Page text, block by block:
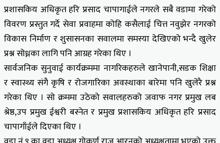
प्रशासकिय अधिकृत हरि प्रसाद चापागाईले नगरले सबै वडामा गरेको
विवरण प्रस्तुत गर्दे सेवा प्रवाहमा कोहि कसैलाई चित्त नवुझेर नगरको
विकास निर्माण र शुसासनका सवालमा समस्या देखिएको भन्दै खुलेर
प्रश्न सोध्नका लागि पनि आग्रह गरेका थिए ।
सार्वजनिक सुनुवाई कार्यक्रममा नागरिकहरुले खानेपानी,सडक शिक्षा
र स्वास्थ्य संगै कृषि र रोजगारिका अवस्थाका बारेमा पनि खुलेरै प्रश्न
गरेका थिए । सो क्रममा उठेको सवालहरुको जवाफ नगर प्रमुख लब
श्रेष्ठ,उप प्रमुख ईश्वरी बस्नेत र प्रमुख प्रशासकिय अधिकृत हरि प्रसाद
चापागाँईले दिएका थिए ।